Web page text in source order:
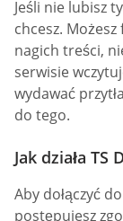
Jeśli nie lubisz
chcesz.
nagich treści,
serwisie
wydawać
do tego.
Jak działa TS
Aby dołączyć
postępujesz